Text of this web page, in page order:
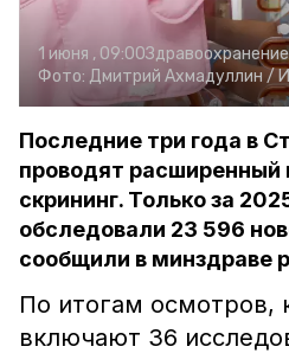
1 июня , 09:00Здравоохранение
Фото: Дмитрий Ахмадуллин /
Последние три года в
проводят расширенный
скрининг. Только за
обследовали 23 596
сообщили в минздраве
По итогам осмотров,
включают 36